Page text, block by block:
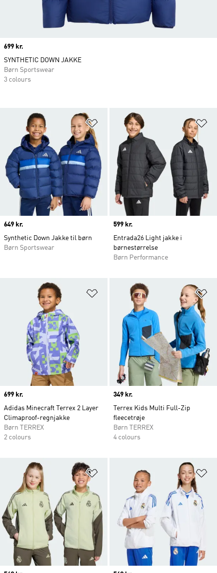
Føj til ønskeliste
Price
649 kr.
Synthetic Down Jakke til børn
Børn Sportswear
Price
599 kr.
Entrada26 Light jakke i
børnestørrelse
Børn Performance
Føj til ønskeliste
Price
699 kr.
Adidas Minecraft Terrex 2 Layer
Climaproof-regnjakke
Børn TERREX
2 colours
Price
349 kr.
Terrex Kids Multi Full-Zip
fleecetrøje
Børn TERREX
4 colours
Føj til ønskeliste
Price
699 kr.
SYNTHETIC DOWN JAKKE
Børn Sportswear
3 colours